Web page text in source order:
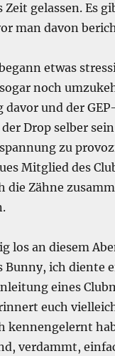
Zeit gelassen. Es
man davon
etwas
noch
davor und der
Drop selber
zu
Mitglied des
die Zähne
los an diesem
Bunny, ich diente
eines
euch
kennengelernt
verdammt,